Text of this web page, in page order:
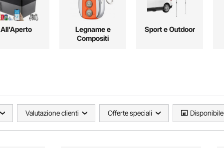
All'Aperto
Legname e
Compositi
Sport e Outdoor
Valutazione clienti Offerte speciali Disponibile